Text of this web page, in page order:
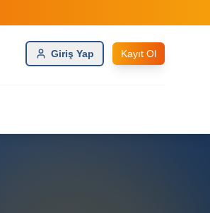
Giriş Yap Kayıt Ol